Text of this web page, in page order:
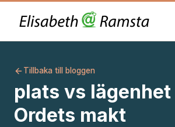
Tillbaka till bloggen
plats vs lägenhet
Ordets makt